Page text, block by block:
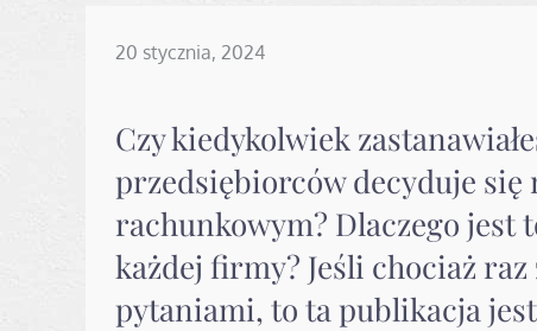
Posted
20 stycznia, 2024
Czy kiedykolwiek
przedsiębiorców decyduje się
rachunkowym? Dlaczego jest
każdej firmy? Jeśli chociaż
pytaniami, to ta publikacja